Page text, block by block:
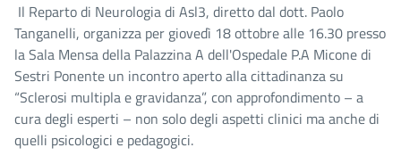
Il Reparto di Neurologia di Asl3, diretto dal dott. Paolo
Tanganelli, organizza per giovedì 18 ottobre alle 16.30 presso
la Sala Mensa della Palazzina A dell'Ospedale P.A Micone di
Sestri Ponente un incontro aperto alla cittadinanza su
“Sclerosi multipla e gravidanza”, con approfondimento – a
cura degli esperti – non solo degli aspetti clinici ma anche di
quelli psicologici e pedagogici.